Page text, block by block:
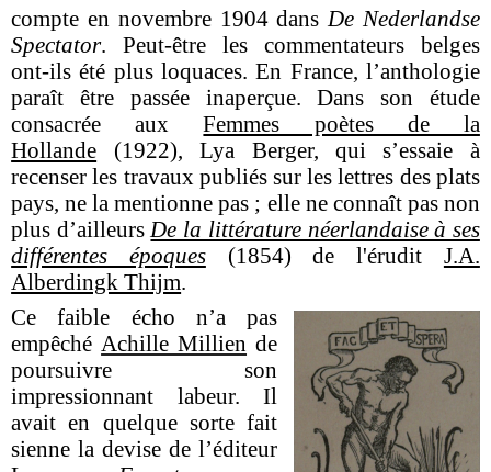
compte en novembre 1904 dansDe Nederlandse
Spectator. Peut-être les commentateurs belges
ont-ils été plus loquaces. En France, l’anthologie
paraît être passée inaperçue. Dans son étude
consacrée auxFemmes poètes de la
Hollande (1922), Lya Berger, qui s’essaie à
recenser les travaux publiés sur les lettres des plats
pays, ne la mentionne pas ; elle ne connaît pas non
plus d’ailleursDe la littérature néerlandaise à ses
différentes époques
(1854) de l'érudit J.A.
Alberdingk Thijm.
Ce faible écho n’a pas
empêchéAchille Millien de
poursuivre son
impressionnant labeur. Il
avait en quelque sorte fait
sienne la devise de l’éditeur